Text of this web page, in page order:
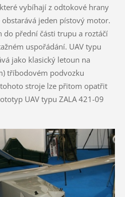
vybíhají z odtokové hrany
jeden pístový motor.
do přední části trupu a roztáčí
uspořádání. UAV typu
jako klasický letoun na
tříbodovém podvozku
stroje lze přitom opatřit
UAV typu ZALA 421-09